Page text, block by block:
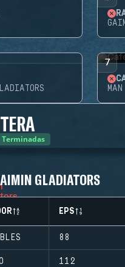
7
Terminadas
GLADIATORS
EPS
88
112